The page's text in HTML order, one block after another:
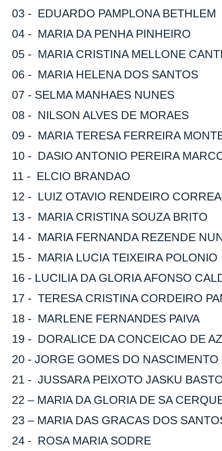
03 - EDUARDO PAMPLONA BETHLEM
04 - MARIA DA PENHA PINHEIRO
05 - MARIA CRISTINA MELLONE
06 - MARIA HELENA DOS SANTOS
07 - SELMA MANHAES NUNES
08 - NILSON ALVES DE MORAES
09 - MARIA TERESA FERREIRA
10 - DASIO ANTONIO PEREIRA
11 - ELCIO BRANDAO
12 - LUIZ OTAVIO RENDEIRO
13 - MARIA CRISTINA SOUZA BRITO
14 - MARIA FERNANDA REZENDE
15 - MARIA LUCIA TEIXEIRA POLONIO
16 - LUCILIA DA GLORIA AFONSO
17 - TERESA CRISTINA CORDEIRO
18 - MARLENE FERNANDES PAIVA
19 - DORALICE DA CONCEICAO DE
20 - JORGE GOMES DO NASCIMENTO
21 - JUSSARA PEIXOTO JASKU
22 – MARIA DA GLORIA DE SA
23 – MARIA DAS GRACAS DOS
24 - ROSA MARIA SODRE